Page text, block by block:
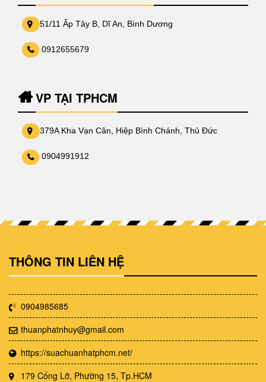
51/11 Ấp Tây B, Dĩ An, Bình Dương
0912655679
VP TẠI TPHCM
379A Kha Vạn Cân, Hiệp Bình Chánh, Thủ Đức
0904991912
THÔNG TIN LIÊN HỆ
0904985685
thuanphatnhuy@gmail.com
https://suachuanhatphcm.net/
179 Cống Lỡ, Phường 15, Tp.HCM